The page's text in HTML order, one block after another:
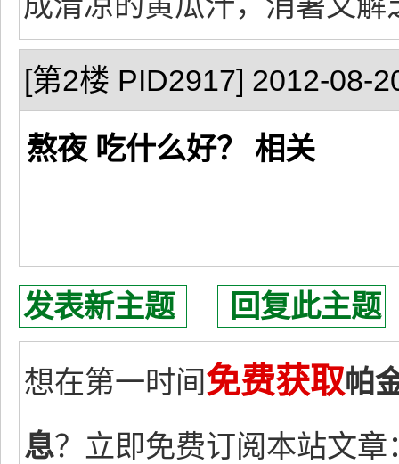
[第2楼 PID2917] 2012-08-
熬夜 吃什么好？ 相关
发表新主题 回复此主题
想在第一时间免费获取帕
息？立即免费订阅本站文章